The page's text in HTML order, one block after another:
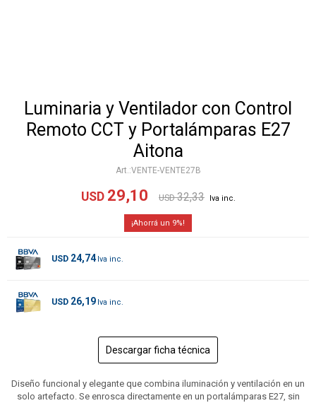
Luminaria y Ventilador con Control
Remoto CCT y Portalámparas E27
Aitona
VENTE-VENTE27B
USD 29,10 USD 32,33
9
USD 24,74
USD 26,19
Descargar ficha técnica
Diseño funcional y elegante que combina iluminación y ventilación en un
solo artefacto. Se enrosca directamente en un portalámparas E27, sin